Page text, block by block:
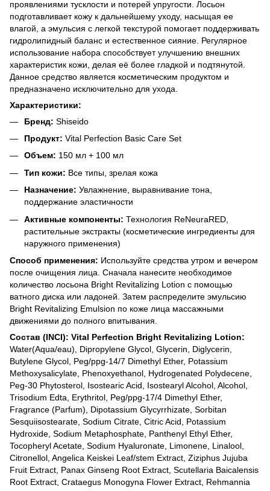
проявлениями тусклости и потерей упругости. Лосьон
подготавливает кожу к дальнейшему уходу, насыщая ее
влагой, а эмульсия с легкой текстурой помогает поддерживать
гидролипидный баланс и естественное сияние. Регулярное
использование набора способствует улучшению внешних
характеристик кожи, делая её более гладкой и подтянутой.
Данное средство является косметическим продуктом и
предназначено исключительно для ухода.
Характеристики:
Бренд: Shiseido
Продукт: Vital Perfection Basic Care Set
Объем: 150 мл + 100 мл
Тип кожи: Все типы, зрелая кожа
Назначение: Увлажнение, выравнивание тона,
поддержание эластичности
Активные компоненты: Технология ReNeuraRED,
растительные экстракты (косметические ингредиенты для
наружного применения)
Способ применения: Используйте средства утром и вечером
после очищения лица. Сначала нанесите необходимое
количество лосьона Bright Revitalizing Lotion с помощью
ватного диска или ладоней. Затем распределите эмульсию
Bright Revitalizing Emulsion по коже лица массажными
движениями до полного впитывания.
Состав (INCI): Vital Perfection Bright Revitalizing Lotion:
Water(Aqua/eau), Dipropylene Glycol, Glycerin, Diglycerin,
Butylene Glycol, Peg/ppg-14/7 Dimethyl Ether, Potassium
Methoxysalicylate, Phenoxyethanol, Hydrogenated Polydecene,
Peg-30 Phytosterol, Isostearic Acid, Isostearyl Alcohol, Alcohol,
Trisodium Edta, Erythritol, Peg/ppg-17/4 Dimethyl Ether,
Fragrance (Parfum), Dipotassium Glycyrrhizate, Sorbitan
Sesquiisostearate, Sodium Citrate, Citric Acid, Potassium
Hydroxide, Sodium Metaphosphate, Panthenyl Ethyl Ether,
Tocopheryl Acetate, Sodium Hyaluronate, Limonene, Linalool,
Citronellol, Angelica Keiskei Leaf/stem Extract, Ziziphus Jujuba
Fruit Extract, Panax Ginseng Root Extract, Scutellaria Baicalensis
Root Extract, Crataegus Monogyna Flower Extract, Rehmannia